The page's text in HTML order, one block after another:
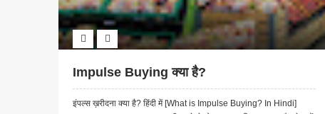
Impulse Buying क्या है?
इंपल्स ख़रीदना क्या है? हिंदी में [What is Impulse Buying? In Hindi]